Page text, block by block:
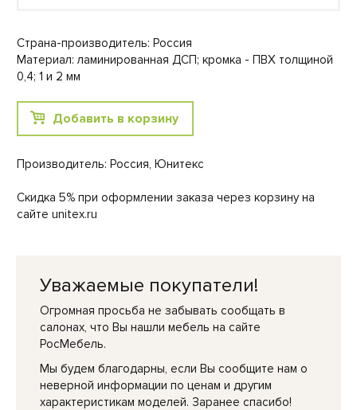
Страна-производитель: Россия
Материал: ламинированная ДСП; кромка - ПВХ толщиной
0,4; 1 и 2 мм
Добавить в корзину
Производитель: Россия, Юнитекс
Скидка 5% при оформлении заказа через корзину на
сайте unitex.ru
Уважаемые покупатели!
Огромная просьба не забывать сообщать в
салонах, что Вы нашли мебель на сайте
РосМебель.
Мы будем благодарны, если Вы сообщите нам о
неверной информации по ценам и другим
характеристикам моделей. Заранее спасибо!